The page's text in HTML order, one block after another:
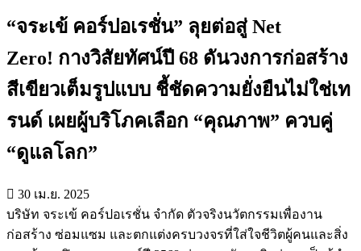
“จระเข้ คอร์ปอเรชั่น” ลุยต่อสู่ Net
Zero! กางวิสัยทัศน์ปี 68 ดันวงการก่อสร้าง
สีเขียวเต็มรูปแบบ ชี้ชัดความยั่งยืนไม่ใช่เท
รนด์ เผยผู้บริโภคเลือก “คุณภาพ” ควบคู่
“ดูแลโลก”
30 เม.ย. 2025
บริษัท จระเข้ คอร์ปอเรชั่น จำกัด ตัวจริงนวัตกรรมเพื่องาน
ก่อสร้าง ซ่อมแซม และตกแต่งครบวงจรที่ใส่ใจชีวิตผู้คนและสิ่ง